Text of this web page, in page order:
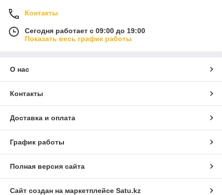
Контакты
Сегодня работает с 09:00 до 19:00
Показать весь график работы
О нас
Контакты
Доставка и оплата
График работы
Полная версия сайта
Сайт создан на маркетплейсе Satu.kz